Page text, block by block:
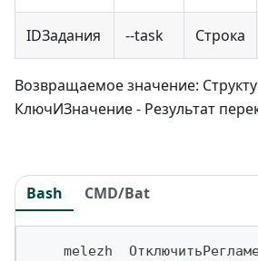
IDЗадания --task Строка
Возвращаемое значение:
КлючИЗначение - Результат
Bash CMD/Bat
melezh